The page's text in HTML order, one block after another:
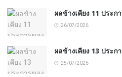
ผลข้างเคียง 11 ประ
26/07/2026
ผลข้างเคียง 13 ประ
25/07/2026